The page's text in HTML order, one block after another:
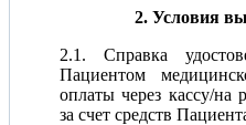
2. Условия
2.1. Справка
Пациентом
оплаты через кассу/на
за счет средств